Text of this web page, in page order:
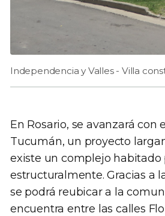
Independencia y Valles - Villa
En Rosario, se avanzará
Tucumán, un proyecto
existe un complejo habitado
estructuralmente. Gracias a
se podrá reubicar a la
encuentra entre las calles